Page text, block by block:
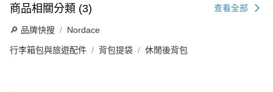
商品相關分類 (3) 查看全部
🔎 品牌快搜 Nordace
行李箱包與旅遊配件 背包提袋 休閒後背包